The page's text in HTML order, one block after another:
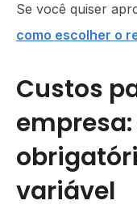
Se você quiser
como escolher o
Custos
variável